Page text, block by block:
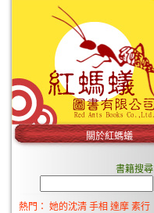
關於紅螞蟻
書籍搜尋
熱門： 她的沈清 手相 達摩 素行